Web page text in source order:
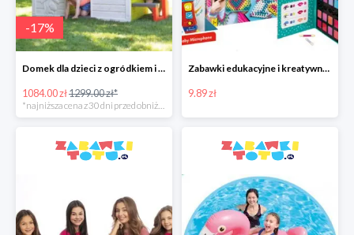
-17%
Domek dla dzieci z ogródkiem i stolikiem z siedziskami
1084.00 zł1299.00 zł*
Zabawki edukacyjne i kreatywne Clementoni od 9,98 zł
9.89 zł